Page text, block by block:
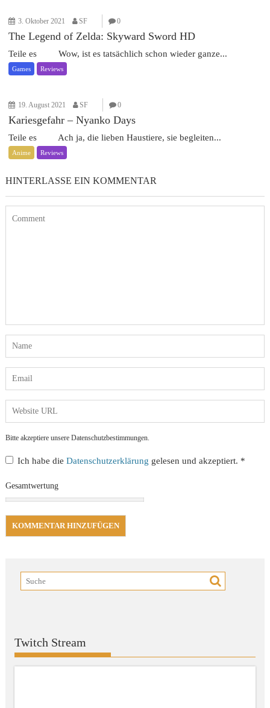
3. Oktober 2021 SF 0
The Legend of Zelda: Skyward Sword HD
Teile es Wow, ist es tatsächlich schon wieder ganze...
Games Reviews
19. August 2021 SF 0
Kariesgefahr – Nyanko Days
Teile es Ach ja, die lieben Haustiere, sie begleiten...
Anime Reviews
HINTERLASSE EIN KOMMENTAR
Bitte akzeptiere unsere Datenschutzbestimmungen.
Ich habe dieDatenschutzerklärung gelesen und akzeptiert. *
Gesamtwertung
Twitch Stream